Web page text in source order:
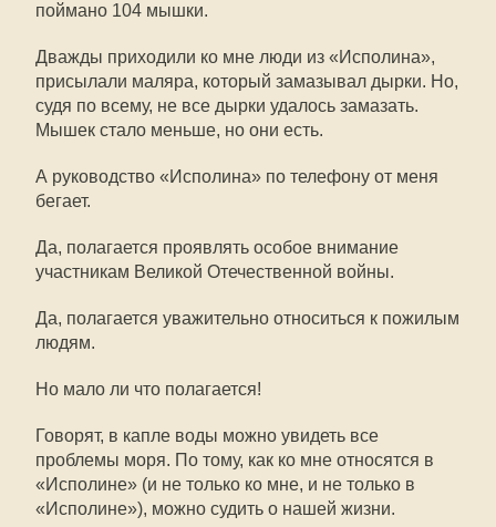
поймано 104 мышки.
Дважды приходили ко мне люди из «Исполина»,
присылали маляра, который замазывал дырки. Но,
судя по всему, не все дырки удалось замазать.
Мышек стало меньше, но они есть.
А руководство «Исполина» по телефону от меня
бегает.
Да, полагается проявлять особое внимание
участникам Великой Отечественной войны.
Да, полагается уважительно относиться к пожилым
людям.
Но мало ли что полагается!
Говорят, в капле воды можно увидеть все
проблемы моря. По тому, как ко мне относятся в
«Исполине» (и не только ко мне, и не только в
«Исполине»), можно судить о нашей жизни.